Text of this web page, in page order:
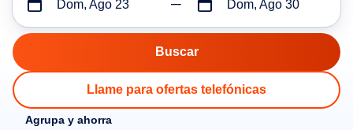
Dom, Ago 23 Dom, Ago 30
Llame para ofertas telefónicas
Agrupa y ahorra